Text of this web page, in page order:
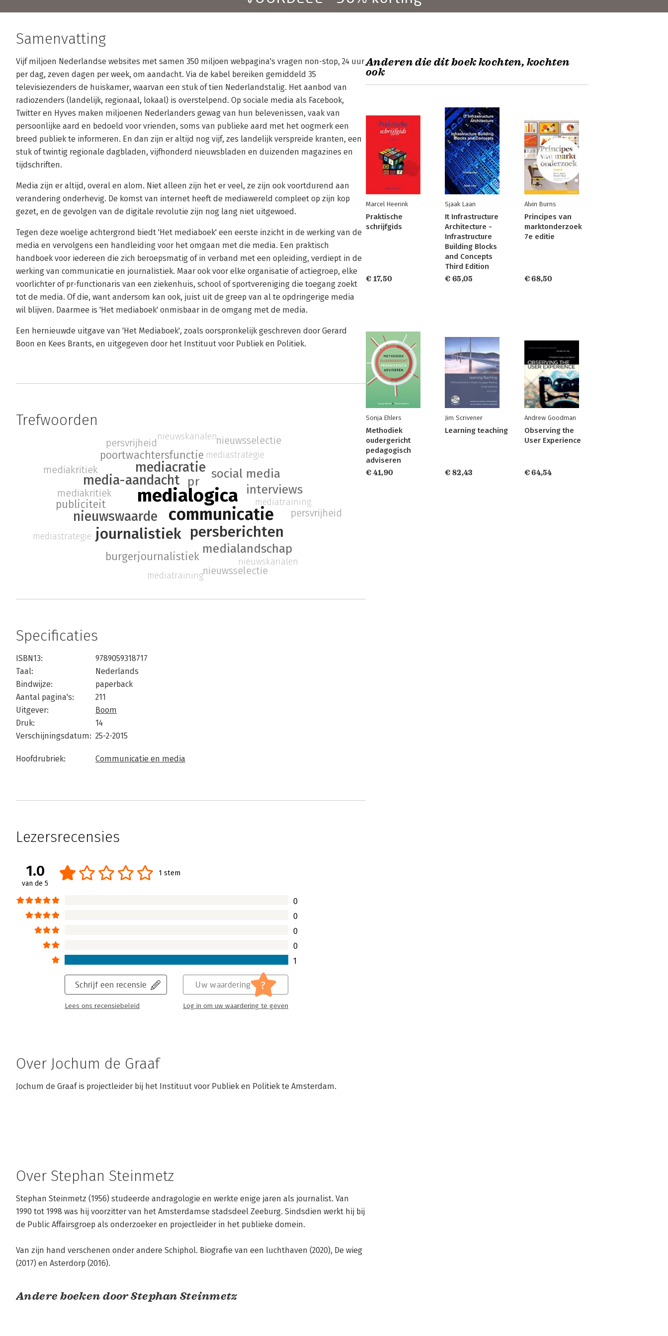
Samenvatting
Vijf miljoen Nederlandse websites met samen 350 miljoen webpagina's vragen non-stop, 24 uur
per dag, zeven dagen per week, om aandacht. Via de kabel bereiken gemiddeld 35
televisiezenders de huiskamer, waarvan een stuk of tien Nederlandstalig. Het aanbod van
radiozenders (landelijk, regionaal, lokaal) is overstelpend. Op sociale media als Facebook,
Twitter en Hyves maken miljoenen Nederlanders gewag van hun belevenissen, vaak van
persoonlijke aard en bedoeld voor vrienden, soms van publieke aard met het oogmerk een
breed publiek te informeren. En dan zijn er altijd nog vijf, zes landelijk verspreide kranten, een
stuk of twintig regionale dagbladen, vijfhonderd nieuwsbladen en duizenden magazines en
tijdschriften.
Media zijn er altijd, overal en alom. Niet alleen zijn het er veel, ze zijn ook voortdurend aan
verandering onderhevig. De komst van internet heeft de mediawereld compleet op zijn kop
gezet, en de gevolgen van de digitale revolutie zijn nog lang niet uitgewoed.
Tegen deze woelige achtergrond biedt 'Het mediaboek' een eerste inzicht in de werking van de
media en vervolgens een handleiding voor het omgaan met die media. Een praktisch
handboek voor iedereen die zich beroepsmatig of in verband met een opleiding, verdiept in de
werking van communicatie en journalistiek. Maar ook voor elke organisatie of actiegroep, elke
voorlichter of pr-functionaris van een ziekenhuis, school of sportvereniging die toegang zoekt
tot de media. Of die, want andersom kan ook, juist uit de greep van al te opdringerige media
wil blijven. Daarmee is 'Het mediaboek' onmisbaar in de omgang met de media.
Een hernieuwde uitgave van 'Het Mediaboek', zoals oorspronkelijk geschreven door Gerard
Boon en Kees Brants, en uitgegeven door het Instituut voor Publiek en Politiek.
Trefwoorden
medialogica
communicatie
persberichten
journalistiek
nieuwswaarde
media-aandacht
mediacratie social media
interviews
pr
medialandschap
burgerjournalistiek
publiciteit
poortwachtersfunctie
mediatraining
mediastrategie
mediakritiek
persvrijheid
nieuwskanalen
nieuwsselectie
mediatraining
mediastrategie
mediakritiek
persvrijheid
nieuwskanalennieuwsselectie
Specificaties
ISBN13:
9789059318717
Taal:
Nederlands
Bindwijze:
paperback
Aantal pagina's:
211
Uitgever:
Boom
Druk:
14
Verschijningsdatum: 25-2-2015
Hoofdrubriek: Communicatie en media
Lezersrecensies
1.0
van de 5
1 stem
0
0
0
0
1
Schrijf een recensie
Lees ons recensiebeleid
Uw waardering ?
Log in om uw waardering te geven
Over Jochum de Graaf
Jochum de Graaf is projectleider bij het Instituut voor Publiek en Politiek te Amsterdam.
Over Stephan Steinmetz
Stephan Steinmetz (1956) studeerde andragologie en werkte enige jaren als journalist. Van
1990 tot 1998 was hij voorzitter van het Amsterdamse stadsdeel Zeeburg. Sindsdien werkt hij bij
de Public Affairsgroep als onderzoeker en projectleider in het publieke domein.
Van zijn hand verschenen onder andere Schiphol. Biografie van een luchthaven (2020), De wieg
(2017) en Asterdorp (2016).
Andere boeken door Stephan Steinmetz
Anderen die dit boek kochten, kochten
ook
Marcel Heerink
Praktische
schrijfgids
€ 17,50
Sjaak Laan
It Infrastructure
Architecture -
Infrastructure
Building Blocks
and Concepts
Third Edition
€ 65,05
Alvin Burns
Principes van
marktonderzoek
7e editie
€ 68,50
Sonja Ehlers
Methodiek
oudergericht
pedagogisch
adviseren
€ 41,90
Jim Scrivener
Learning teaching
€ 82,43
Andrew Goodman
Observing the
User Experience
€ 64,54